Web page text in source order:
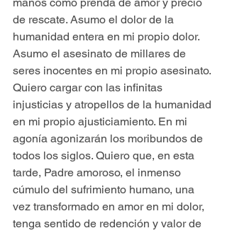
de rescate. Asumo el dolor de la
humanidad entera en mi propio dolor.
Asumo el asesinato de millares de
seres inocentes en mi propio asesinato.
Quiero cargar con las infinitas
injusticias y atropellos de la humanidad
en mi propio ajusticiamiento. En mi
agonía agonizarán los moribundos de
todos los siglos. Quiero que, en esta
tarde, Padre amoroso, el inmenso
cúmulo del sufrimiento humano, una
vez transformado en amor en mi dolor,
tenga sentido de redención y valor de